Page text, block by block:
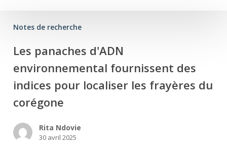
Notes de recherche
Les panaches d'ADN
environnemental fournissent des
indices pour localiser les frayères du
corégone
Rita Ndovie
30 avril 2025